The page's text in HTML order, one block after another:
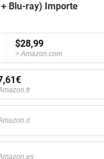
Blu-ray) Importe
$28,99
Amazon.com